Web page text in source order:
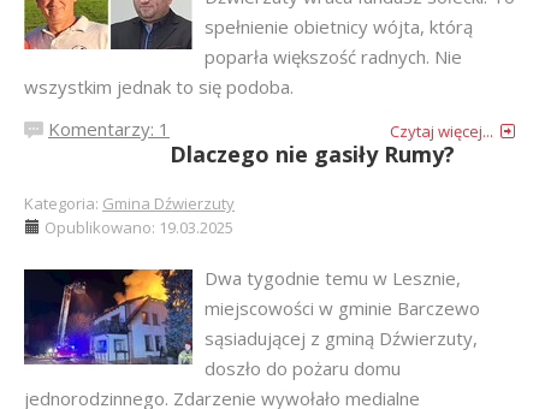
spełnienie obietnicy wójta, którą
poparła większość radnych. Nie
wszystkim jednak to się podoba.
Komentarzy: 1
Czytaj więcej...
Dlaczego nie gasiły Rumy?
Kategoria: Gmina Dźwierzuty
Opublikowano: 19.03.2025
Dwa tygodnie temu w Lesznie,
miejscowości w gminie Barczewo
sąsiadującej z gminą Dźwierzuty,
doszło do pożaru domu
jednorodzinnego. Zdarzenie wywołało medialne